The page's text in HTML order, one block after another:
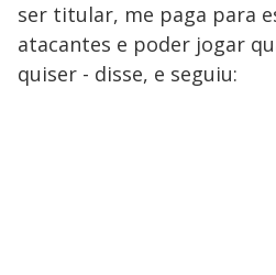
ser titular, me paga para
atacantes e poder jogar
quiser - disse, e seguiu: